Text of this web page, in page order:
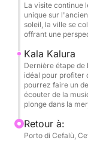
zones
vous pourrez
👉 Le prix est
personnes. Un
personne
Parfaite pour
célébrations
soleil est le
La visite continue
unique sur
soleil, la ville se
offrant une
Kala Kalura
Dernière étape
idéal pour profiter
pourrez faire un
écouter de la
plonge dans la
Retour à:
Porto di Cefalù,